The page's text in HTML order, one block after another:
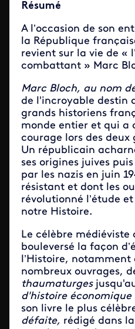
Résumé
A l’occasion de son
la République
revient sur la vie de «
combattant » Marc
Marc Bloch, au nom
de l'incroyable destin
grands historiens
monde entier et qui a
courage lors des deux
Un républicain
ses origines juives
par les nazis en juin
résistant et dont les
révolutionné l’étude
notre Histoire.
Le célèbre
bouleversé la façon
l’Histoire, notamment
nombreux ouvrages,
thaumaturges
d'histoire économique
son livre le plus
défaite, rédigé dans